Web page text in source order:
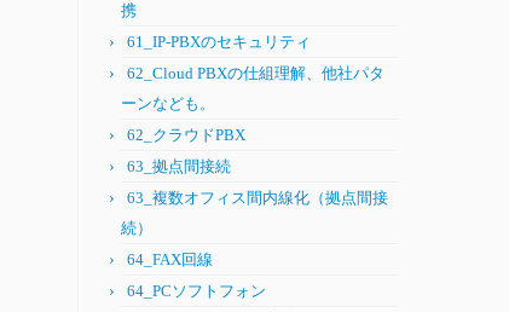
携
61_IP-PBXのセキュリティ
62_Cloud PBXの仕組理解、他社パタ
ーンなども。
62_クラウドPBX
63_拠点間接続
63_複数オフィス間内線化（拠点間接
続）
64_FAX回線
64_PCソフトフォン